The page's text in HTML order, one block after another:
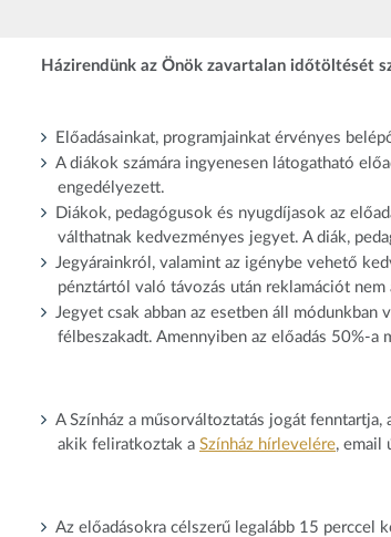
Házirendünk az Önök zavartalan időtöltését
Előadásainkat, programjainkat érvényes
A diákok számára ingyenesen látogatható
engedélyezett.
Diákok, pedagógusok és nyugdíjasok az
válthatnak kedvezményes jegyet. A diák,
Jegyárainkról, valamint az igénybe vehető
pénztártól való távozás után reklamációt
Jegyet csak abban az esetben áll
félbeszakadt. Amennyiben az előadás 50%-a
A Színház a műsorváltoztatás jogát
akik feliratkoztak a Színház hírlevelére, email
Az előadásokra célszerű legalább 15 perccel